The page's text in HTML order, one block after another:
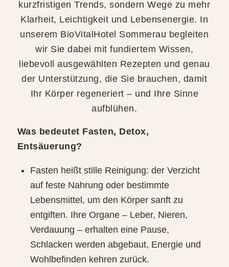
kurzfristigen Trends, sondern Wege zu mehr
Klarheit, Leichtigkeit und Lebensenergie. In
unserem BioVitalHotel Sommerau begleiten
wir Sie dabei mit fundiertem Wissen,
liebevoll ausgewählten Rezepten und genau
der Unterstützung, die Sie brauchen, damit
Ihr Körper regeneriert – und Ihre Sinne
aufblühen.
Was bedeutet Fasten, Detox,
Entsäuerung?
Fasten heißt stille Reinigung: der Verzicht
auf feste Nahrung oder bestimmte
Lebensmittel, um den Körper sanft zu
entgiften. Ihre Organe – Leber, Nieren,
Verdauung – erhalten eine Pause,
Schlacken werden abgebaut, Energie und
Wohlbefinden kehren zurück.